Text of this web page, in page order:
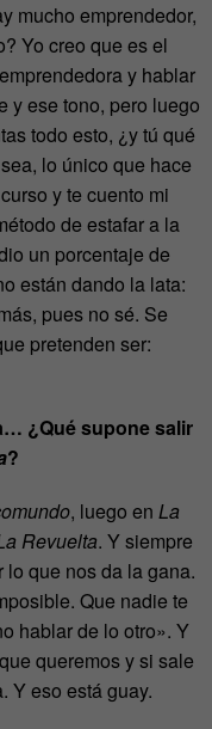
mucho emprendedor,
Yo creo que es el
y hablar
y ese tono, pero luego
todo esto, ¿y tú qué
lo único que hace
y te cuento mi
de estafar a la
un porcentaje de
están dando la lata:
pues no sé. Se
pretenden ser:
¿Qué supone salir
?
, luego en La
Revuelta. Y siempre
que nos da la gana.
Que nadie te
hablar de lo otro». Y
queremos y si sale
Y eso está guay.